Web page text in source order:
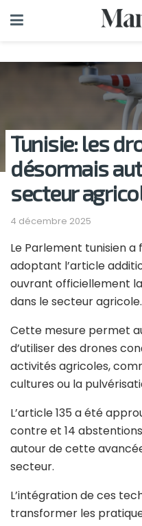
Tunisie: les
désormais
secteur
4 décembre 2025
Le Parlement tunisien
adoptant l’article
ouvrant officiellement la
dans le secteur agricole.
Cette mesure permet
d’utiliser des drones
activités agricoles,
cultures ou la
L’article 135 a été
contre et 14
autour de cette
secteur.
L’intégration de ces
transformer les